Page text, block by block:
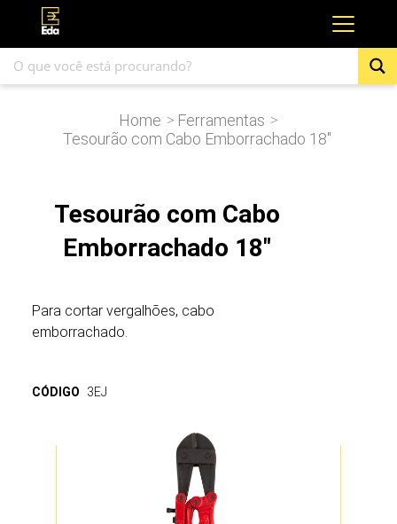
Home > Ferramentas >
Tesourão com Cabo Emborrachado 18″
Tesourão com Cabo
Emborrachado 18"
Para cortar vergalhões, cabo
emborrachado.
CÓDIGO 3EJ